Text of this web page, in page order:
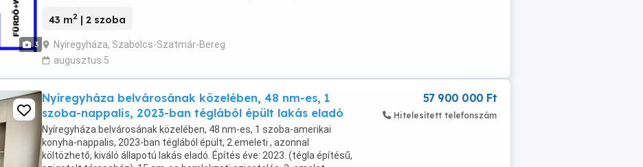
3
43 m2 | 2 szoba
Nyíregyháza, Szabolcs-Szatmár-Bereg
augusztus 5
Nyíregyháza belvárosának közelében, 48 nm-es, 1
szoba-nappalis, 2023-ban téglából épült lakás eladó
Nyíregyháza belvárosának közelében, 48 nm-es, 1 szoba-amerikai
konyha-nappalis, 2023-ban téglából épült, 2.emeleti , azonnal
költözhető, kiváló állapotú lakás eladó. Építés éve: 2023. (tégla építésű,
57 900 000 Ft
Hitelesített telefonszám